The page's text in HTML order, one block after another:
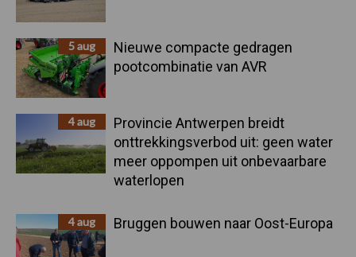
5 aug
Nieuwe compacte gedragen
pootcombinatie van AVR
4 aug
Provincie Antwerpen breidt
onttrekkingsverbod uit: geen water
meer oppompen uit onbevaarbare
waterlopen
4 aug Bruggen bouwen naar Oost-Europa